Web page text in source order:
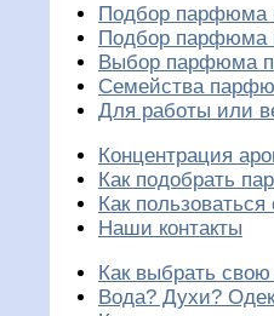
Подбор парфюма
Подбор парфюма
Выбор парфюма
Семейства
Для работы или
Концентрация
Как подобрать
Как
Наши контакты
Как выбрать
Вода? Духи?